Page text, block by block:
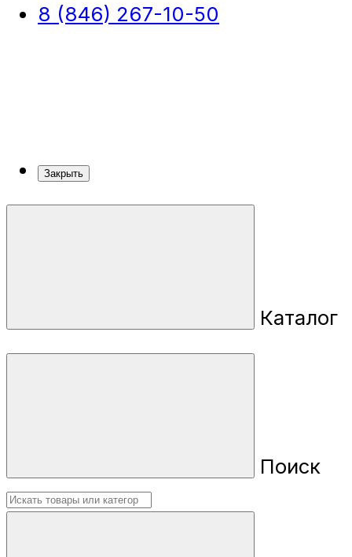
8 (846) 267-10-50
Закрыть
Каталог
Поиск